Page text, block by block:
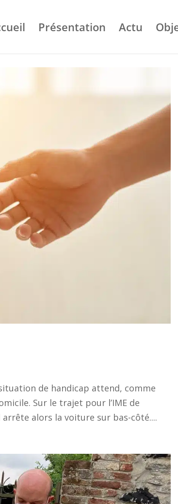
Présentation Actu
de handicap attend, comme
Sur le trajet pour l’IME de
alors la voiture sur bas-côté....